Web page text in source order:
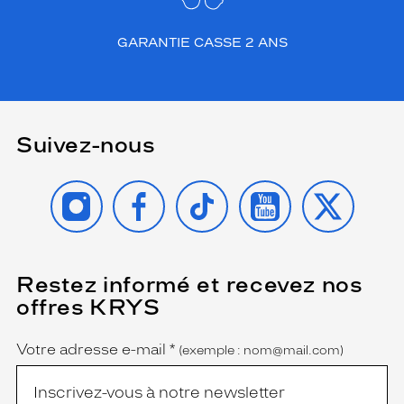
GARANTIE CASSE 2 ANS
Suivez-nous
INSTAGRAMFACEBOOK
TIKTOK YOUTUBE
X
Restez informé et recevez nos
offres KRYS
Name
Votre adresse e-mail *
(Ce
champ
est
obligatoire)
(exemple : nom@mail.com)